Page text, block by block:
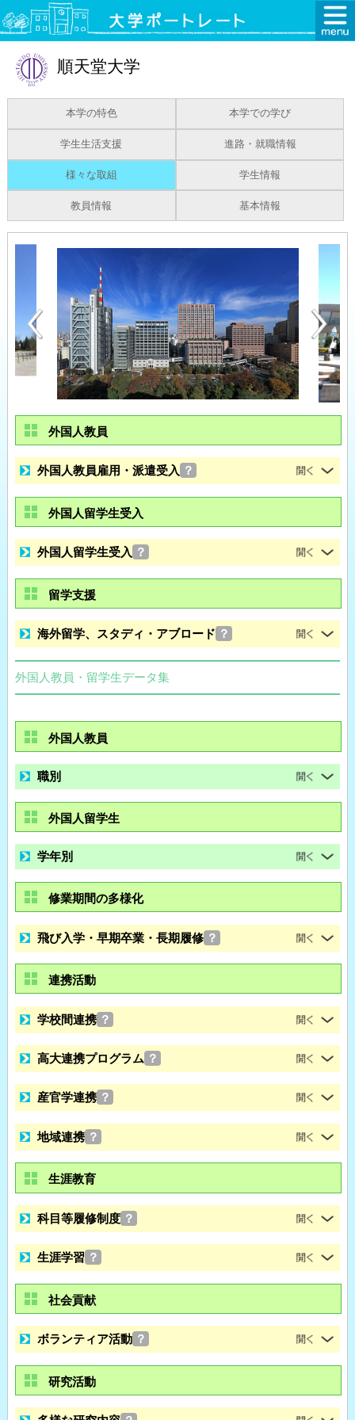
順天堂大学
本学の特色 本学での学び
学生生活支援 進路・就職情報
様々な取組 学生情報
教員情報 基本情報
外国人教員
外国人教員雇用・派遣受入 ？
外国人留学生受入
外国人留学生受入 ？
留学支援
海外留学、スタディ・アブロード ？
外国人教員・留学生データ集
外国人教員
職別
外国人留学生
学年別
修業期間の多様化
飛び入学・早期卒業・長期履修 ？
連携活動
学校間連携 ？
高大連携プログラム ？
産官学連携 ？
地域連携 ？
生涯教育
科目等履修制度 ？
生涯学習 ？
社会貢献
ボランティア活動 ？
研究活動